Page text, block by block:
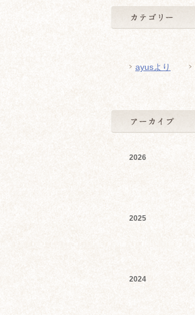
ayusより
2026
2025
2024